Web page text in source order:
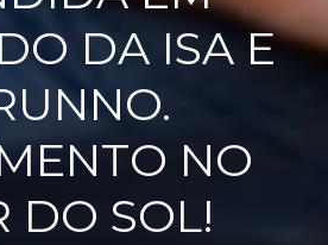
DA ISA E
NO
DO SOL!